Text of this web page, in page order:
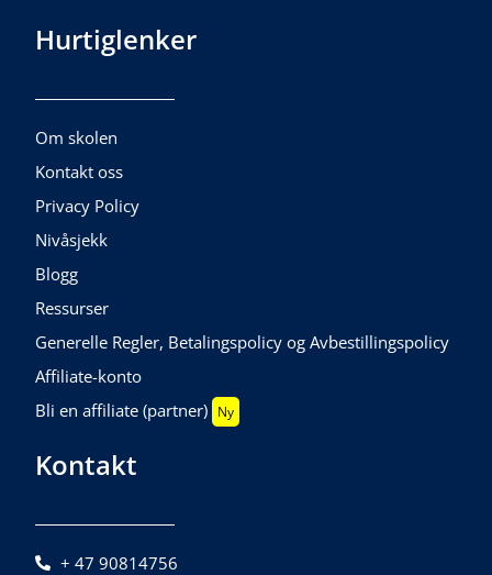
Hurtiglenker
Om skolen
Kontakt oss
Privacy Policy
Nivåsjekk
Blogg
Ressurser
Generelle Regler, Betalingspolicy og Avbestillingspolicy
Affiliate-konto
Bli en affiliate (partner) Ny
Kontakt
+ 47 90814756